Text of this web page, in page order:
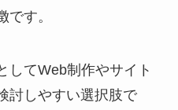
す。
してWeb制作やサイト
討しやすい選択肢で